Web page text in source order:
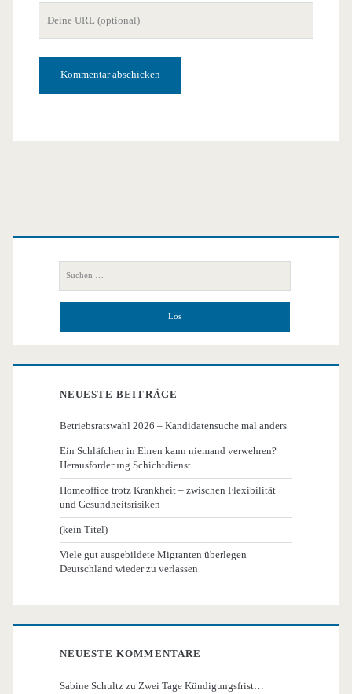
Adresse
Primäre
Seitenleiste
nach:
NEUESTE BEITRÄGE
Betriebsratswahl 2026 – Kandidatensuche mal anders
Ein Schläfchen in Ehren kann niemand verwehren?
Herausforderung Schichtdienst
Homeoffice trotz Krankheit – zwischen Flexibilität
und Gesundheitsrisiken
(kein Titel)
Viele gut ausgebildete Migranten überlegen
Deutschland wieder zu verlassen
NEUESTE KOMMENTARE
Sabine Schultz zu Zwei Tage Kündigungsfrist…